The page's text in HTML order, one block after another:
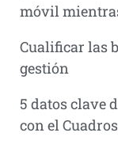
móvil
Cualificar las
gestión
5 datos clave
con el